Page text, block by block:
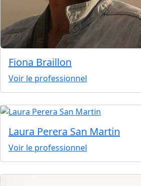
Fiona Braillon
Voir le professionnel
Laura Perera San Martin
Voir le professionnel